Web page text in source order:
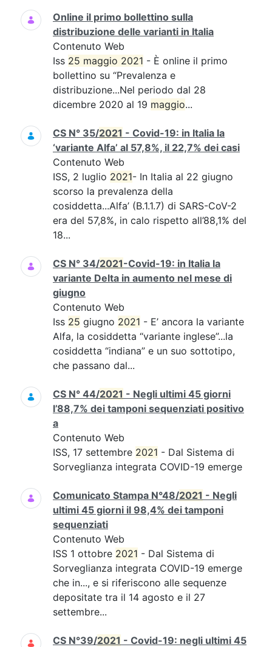
Ricerca
Online il primo bollettino sulla
distribuzione delle varianti in Italia
Contenuto Web
Iss 25 maggio 2021 - È online il primo
bollettino su “Prevalenza e
distribuzione...Nel periodo dal 28
dicembre 2020 al 19 maggio...
CS N° 35/2021 - Covid-19: in Italia la
‘variante Alfa’ al 57,8%, il 22,7% dei casi
Contenuto Web
ISS, 2 luglio 2021- In Italia al 22 giugno
scorso la prevalenza della
cosiddetta...Alfa’ (B.1.1.7) di SARS-CoV-2
era del 57,8%, in calo rispetto all’88,1% del
18...
CS N° 34/2021-Covid-19: in Italia la
variante Delta in aumento nel mese di
giugno
Contenuto Web
Iss 25 giugno 2021 - E’ ancora la variante
Alfa, la cosiddetta “variante inglese”...la
cosiddetta “indiana” e un suo sottotipo,
che passano dal...
CS N° 44/2021 - Negli ultimi 45 giorni
l’88,7% dei tamponi sequenziati positivo
a
Contenuto Web
ISS, 17 settembre 2021 - Dal Sistema di
Sorveglianza integrata COVID-19 emerge
Comunicato Stampa N°48/2021 - Negli
ultimi 45 giorni il 98,4% dei tamponi
sequenziati
Contenuto Web
ISS 1 ottobre 2021 - Dal Sistema di
Sorveglianza integrata COVID-19 emerge
che in..., e si riferiscono alle sequenze
depositate tra il 14 agosto e il 27
settembre...
CS N°39/2021 - Covid-19: negli ultimi 45